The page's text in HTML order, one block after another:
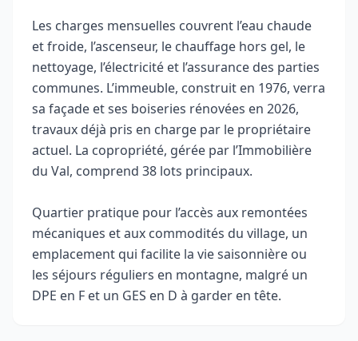
Les charges mensuelles couvrent l’eau chaude
et froide, l’ascenseur, le chauffage hors gel, le
nettoyage, l’électricité et l’assurance des parties
communes. L’immeuble, construit en 1976, verra
sa façade et ses boiseries rénovées en 2026,
travaux déjà pris en charge par le propriétaire
actuel. La copropriété, gérée par l’Immobilière
du Val, comprend 38 lots principaux.
Quartier pratique pour l’accès aux remontées
mécaniques et aux commodités du village, un
emplacement qui facilite la vie saisonnière ou
les séjours réguliers en montagne, malgré un
DPE en F et un GES en D à garder en tête.